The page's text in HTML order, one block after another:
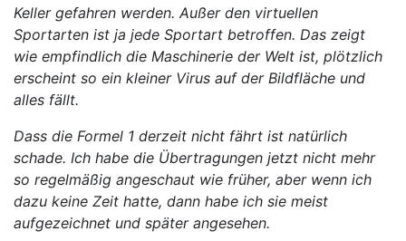
Keller gefahren werden. Außer den virtuellen
Sportarten ist ja jede Sportart betroffen. Das zeigt
wie empfindlich die Maschinerie der Welt ist, plötzlich
erscheint so ein kleiner Virus auf der Bildfläche und
alles fällt.
Dass die Formel 1 derzeit nicht fährt ist natürlich
schade. Ich habe die Übertragungen jetzt nicht mehr
so regelmäßig angeschaut wie früher, aber wenn ich
dazu keine Zeit hatte, dann habe ich sie meist
aufgezeichnet und später angesehen.